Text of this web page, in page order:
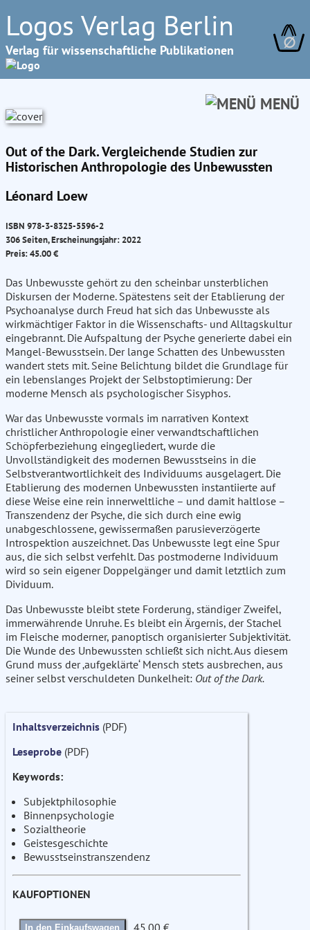
Logos Verlag Berlin
Verlag für wissenschaftliche Publikationen ∅
MENÜ
Out of the Dark. Vergleichende Studien zur
Historischen Anthropologie des Unbewussten
Léonard Loew
ISBN 978-3-8325-5596-2
306 Seiten, Erscheinungsjahr: 2022
Preis: 45.00 €
Das Unbewusste gehört zu den scheinbar unsterblichen
Diskursen der Moderne. Spätestens seit der Etablierung der
Psychoanalyse durch Freud hat sich das Unbewusste als
wirkmächtiger Faktor in die Wissenschafts- und Alltagskultur
eingebrannt. Die Aufspaltung der Psyche generierte dabei ein
Mangel-Bewusstsein. Der lange Schatten des Unbewussten
wandert stets mit. Seine Belichtung bildet die Grundlage für
ein lebenslanges Projekt der Selbstoptimierung: Der
moderne Mensch als psychologischer Sisyphos.
War das Unbewusste vormals im narrativen Kontext
christlicher Anthropologie einer verwandtschaftlichen
Schöpferbeziehung eingegliedert, wurde die
Unvollständigkeit des modernen Bewusstseins in die
Selbstverantwortlichkeit des Individuums ausgelagert. Die
Etablierung des modernen Unbewussten instantiierte auf
diese Weise eine rein innerweltliche – und damit haltlose –
Transzendenz der Psyche, die sich durch eine ewig
unabgeschlossene, gewissermaßen parusieverzögerte
Introspektion auszeichnet. Das Unbewusste legt eine Spur
aus, die sich selbst verfehlt. Das postmoderne Individuum
wird so sein eigener Doppelgänger und damit letztlich zum
Dividuum.
Das Unbewusste bleibt stete Forderung, ständiger Zweifel,
immerwährende Unruhe. Es bleibt ein Ärgernis, der Stachel
im Fleische moderner, panoptisch organisierter Subjektivität.
Die Wunde des Unbewussten schließt sich nicht. Aus diesem
Grund muss der ‚aufgeklärte‘ Mensch stets ausbrechen, aus
seiner selbst verschuldeten Dunkelheit: Out of the Dark.
Inhaltsverzeichnis (PDF)
Leseprobe (PDF)
Keywords:
Subjektphilosophie
Binnenpsychologie
Sozialtheorie
Geistesgeschichte
Bewusstseinstranszendenz
KAUFOPTIONEN
In den Einkaufswagen